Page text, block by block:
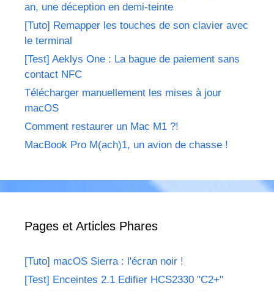
an, une déception en demi-teinte
[Tuto] Remapper les touches de son clavier avec
le terminal
[Test] Aeklys One : La bague de paiement sans
contact NFC
Télécharger manuellement les mises à jour
macOS
Comment restaurer un Mac M1 ?!
MacBook Pro M(ach)1, un avion de chasse !
Pages et Articles Phares
[Tuto] macOS Sierra : l'écran noir !
[Test] Enceintes 2.1 Edifier HCS2330 "C2+"